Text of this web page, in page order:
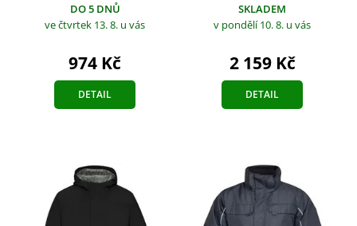
DO 5 DNŮ
ve čtvrtek 13. 8. u vás
974 Kč
DETAIL
SKLADEM
v pondělí 10. 8. u vás
2 159 Kč
DETAIL